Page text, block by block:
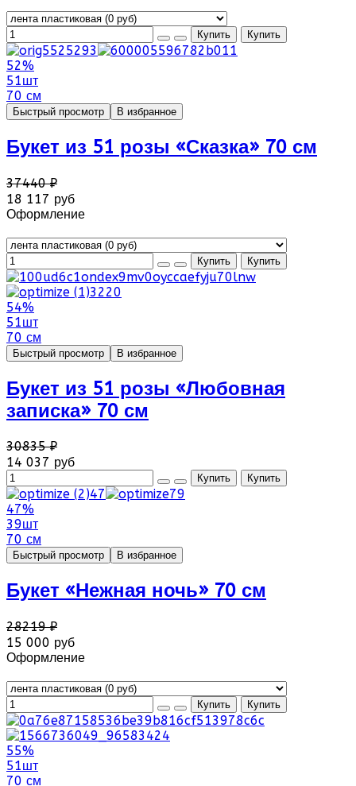
52%
51шт
70 см
Быстрый просмотр В избранное
Букет из 51 розы «Сказка» 70 см
37440 ₽
18 117 руб
Оформление
54%
51шт
70 см
Быстрый просмотр В избранное
Букет из 51 розы «Любовная
записка» 70 см
30835 ₽
14 037 руб
47%
39шт
70 см
Быстрый просмотр В избранное
Букет «Нежная ночь» 70 см
28219 ₽
15 000 руб
Оформление
55%
51шт
70 см